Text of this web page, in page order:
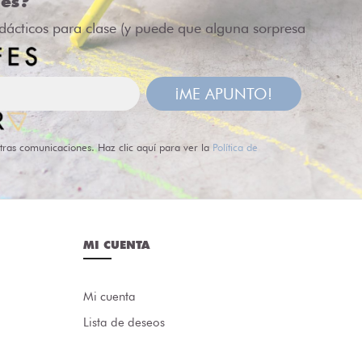
para clase (y puede que alguna sorpresa
¡ME APUNTO!
comunicaciones. Haz clic aquí para ver la Política de
MI CUENTA
Mi cuenta
Lista de deseos